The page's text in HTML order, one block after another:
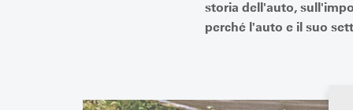
storia dell'auto,
perché l'auto e il suo